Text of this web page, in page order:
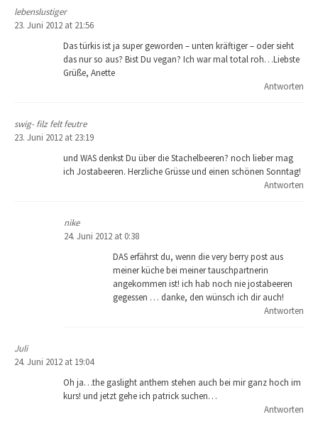
lebenslustiger
23. Juni 2012 at 21:56
Das türkis ist ja super geworden – unten kräftiger – oder sieht
das nur so aus? Bist Du vegan? Ich war mal total roh…Liebste
Grüße, Anette
Antworten
swig- filz felt feutre
23. Juni 2012 at 23:19
und WAS denkst Du über die Stachelbeeren? noch lieber mag
ich Jostabeeren. Herzliche Grüsse und einen schönen Sonntag!
Antworten
nike
24. Juni 2012 at 0:38
DAS erfährst du, wenn die very berry post aus
meiner küche bei meiner tauschpartnerin
angekommen ist! ich hab noch nie jostabeeren
gegessen … danke, den wünsch ich dir auch!
Antworten
Juli
24. Juni 2012 at 19:04
Oh ja…the gaslight anthem stehen auch bei mir ganz hoch im
kurs! und jetzt gehe ich patrick suchen…
Antworten